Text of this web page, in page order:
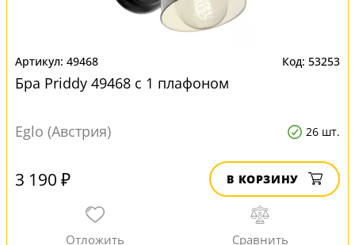
49468 53253
Бра Priddy 49468 с 1 плафоном
Eglo (Австрия) 26 шт.
3 190 ₽ В КОРЗИНУ